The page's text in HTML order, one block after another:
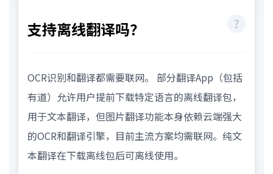
支持离线翻译吗？
OCR识别和翻译都需要联网。 部分翻译App（包括
有道）允许用户提前下载特定语言的离线翻译包，
用于文本翻译，但图片翻译功能本身依赖云端强大
的OCR和翻译引擎，目前主流方案均需联网。纯文
本翻译在下载离线包后可离线使用。